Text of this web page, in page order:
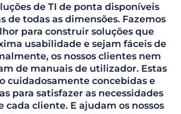
de TI de ponta disponíveis
de todas as dimensões. Fazemos
para construir soluções que
usabilidade e sejam fáceis de
os nossos clientes nem
de manuais de utilizador. Estas
cuidadosamente concebidas e
para satisfazer as necessidades
cada cliente. E ajudam os nossos